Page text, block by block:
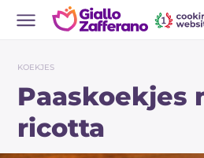
KOEKJES
Paaskoekjes
ricotta